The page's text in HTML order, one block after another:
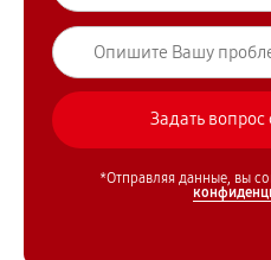
*Отправляя данные, вы